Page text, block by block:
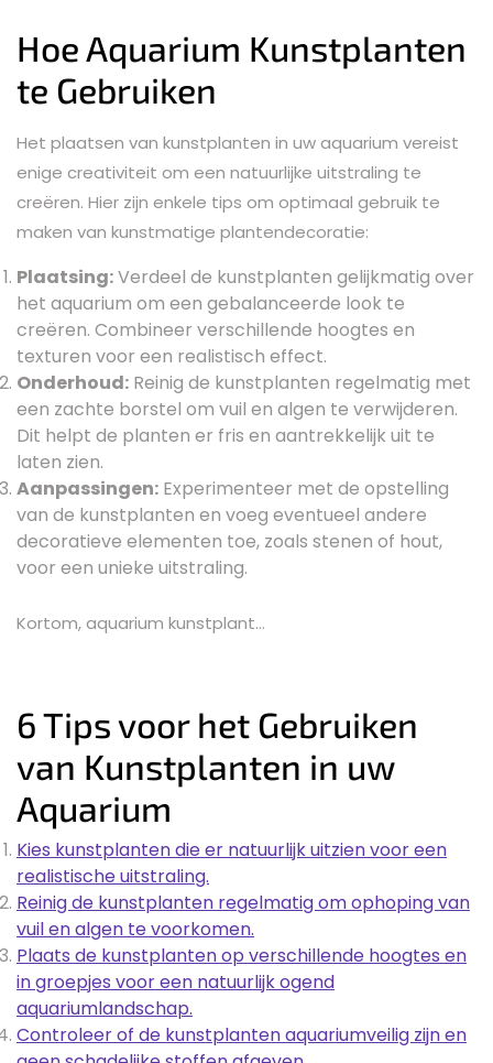
Hoe Aquarium Kunstplanten
te Gebruiken
Het plaatsen van kunstplanten in uw aquarium vereist
enige creativiteit om een natuurlijke uitstraling te
creëren. Hier zijn enkele tips om optimaal gebruik te
maken van kunstmatige plantendecoratie:
Plaatsing:Verdeel de kunstplanten gelijkmatig over
het aquarium om een gebalanceerde look te
creëren. Combineer verschillende hoogtes en
texturen voor een realistisch effect.
Onderhoud: Reinig de kunstplanten regelmatig met
een zachte borstel om vuil en algen te verwijderen.
Dit helpt de planten er fris en aantrekkelijk uit te
laten zien.
Aanpassingen: Experimenteer met de opstelling
van de kunstplanten en voeg eventueel andere
decoratieve elementen toe, zoals stenen of hout,
voor een unieke uitstraling.
Kortom, aquarium kunstplant…
6 Tips voor het Gebruiken
van Kunstplanten in uw
Aquarium
Kies kunstplanten die er natuurlijk uitzien voor een
realistische uitstraling.
Reinig de kunstplanten regelmatig om ophoping van
vuil en algen te voorkomen.
Plaats de kunstplanten op verschillende hoogtes en
in groepjes voor een natuurlijk ogend
aquariumlandschap.
Controleer of de kunstplanten aquariumveilig zijn en